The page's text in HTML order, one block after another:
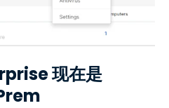
现在是